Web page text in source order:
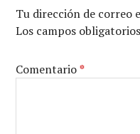
Tu dirección de correo
Los campos
Comentario*